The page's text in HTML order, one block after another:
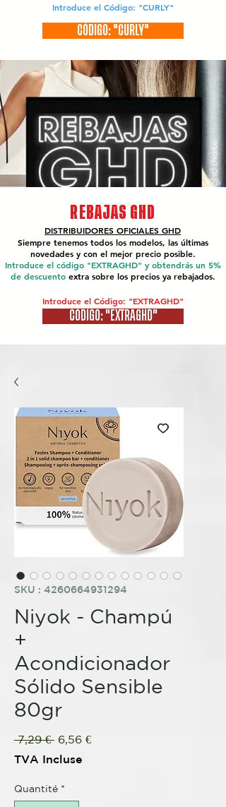
Introduce el Código: "CURLY"
CÓDIGO: "CURLY"
REBAJAS GHD
DISTRIBUIDORES OFICIALES GHD
Siempre tenemos todos los modelos, las últimas
novedades y con el mejor precio posible.
Introduce el código "EXTRAGHD" y obtendrás un 5%
de descuento extra sobre los precios ya rebajados.
Introduce el Código: "EXTRAGHD"
CÓDIGO: "EXTRAGHD"
SKU : 4260664931294
Niyok - Champú
+
Acondicionador
Sólido Sensible
80gr
7,29 € Prix
original
6,56 €Prix
TVA Incluse
Quantité *